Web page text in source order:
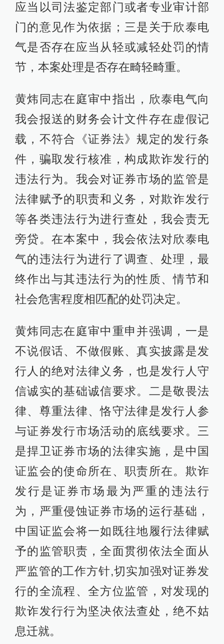
应当以司法鉴定部门或者专业审计部
门的意见作为依据；三是关于欣泰电
气是否存在应当从轻或减轻处罚的情
节，本案处理是否存在畸轻畸重。
黄炜同志在庭审中指出，欣泰电气向
我会报送的财务会计文件存在虚假记
载，不符合《证券法》规定的发行条
件，骗取发行核准，构成欺诈发行的
违法行为。我会对证券市场的监管是
法律赋予的职责和义务，对欺诈发行
等各类违法行为进行查处，我会责无
旁贷。在本案中，我会依法对欣泰电
气的违法行为进行了调查、处理，最
终作出与其违法行为的性质、情节和
社会危害程度相匹配的处罚决定。
黄炜同志在庭审中重申并强调，一是
不说假话、不做假账、真实披露是发
行人的绝对法律义务，也是发行人守
信诚实的基础诚信要求。二是敬畏法
律、尊重法律、恪守法律是发行人参
与证券发行市场活动的底线要求。三
是捍卫证券市场的法律实施，是中国
证监会的使命所在、职责所在。欺诈
发行是证券市场最为严重的违法行
为，严重侵蚀证券市场的运行基础，
中国证监会将一如既往地履行法律赋
予的监管职责，全面贯彻依法全面从
严监管的工作方针,切实加强对证券发
行的全流程、全方位监管，对发现的
欺诈发行行为坚决依法查处，绝不姑
息迁就。